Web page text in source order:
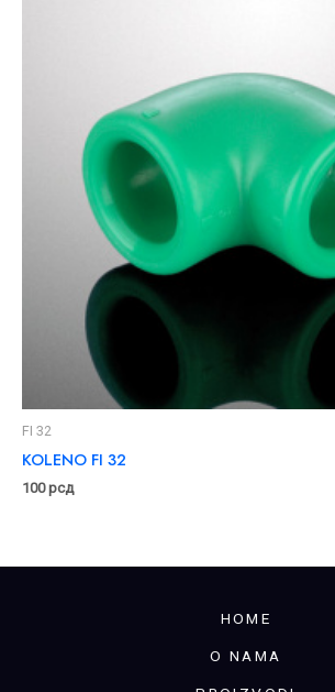
FI 32
KOLENO FI 32
100рсд
HOME
O NAMA